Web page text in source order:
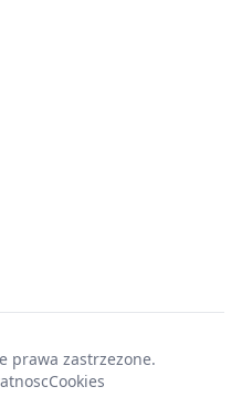
prawa zastrzezone.
Cookies